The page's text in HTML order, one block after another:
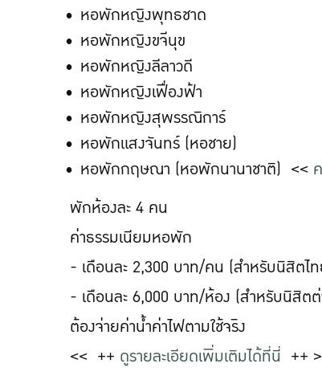
หอพักหญิงพุทธชาด
หอพักหญิงขจีนุข
หอพักหญิงลีลาวดี
หอพักหญิงเฟื่องฟ้า
หอพักหญิงสุพรรณิการ์
หอพักแสงจันทร์ (หอชาย)
หอพักกฤษณา (หอพักนานาชาติ) <<
พักห้องละ 4 คน
ค่าธรรมเนียมหอพัก
- เดือนละ 2,300 บาท/คน (สำหรับนิสิตไ
- เดือนละ 6,000 บาท/ห้อง (สำหรับนิสิต
ต้องจ่ายค่าน้ำค่าไฟตามใช้จริง
<< ++ ดูรายละเอียดเพิ่มเติมได้ที่นี่ ++